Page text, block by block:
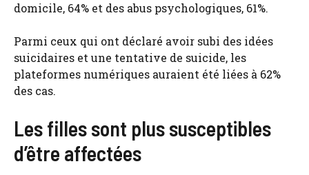
domicile, 64% et des abus psychologiques, 61%.
Parmi ceux qui ont déclaré avoir subi des idées
suicidaires et une tentative de suicide, les
plateformes numériques auraient été liées à 62%
des cas.
Les filles sont plus susceptibles
d’être affectées